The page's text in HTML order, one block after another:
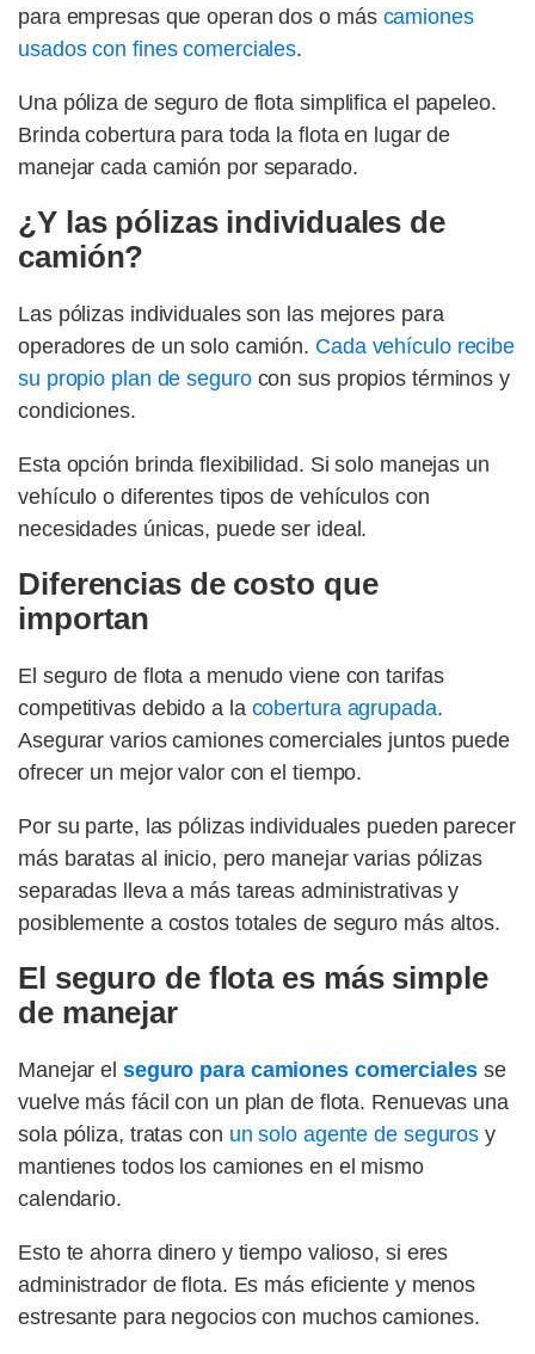
para empresas que operan dos o más camiones
usados con fines comerciales.
Una póliza de seguro de flota simplifica el papeleo.
Brinda cobertura para toda la flota en lugar de
manejar cada camión por separado.
¿Y las pólizas individuales de
camión?
Las pólizas individuales son las mejores para
operadores de un solo camión. Cada vehículo recibe
su propio plan de segurocon sus propios términos y
condiciones.
Esta opción brinda flexibilidad. Si solo manejas un
vehículo o diferentes tipos de vehículos con
necesidades únicas, puede ser ideal.
Diferencias de costo que
importan
El seguro de flota a menudo viene con tarifas
competitivas debido a lacobertura agrupada.
Asegurar varios camiones comerciales juntos puede
ofrecer un mejor valor con el tiempo.
Por su parte, las pólizas individuales pueden parecer
más baratas al inicio, pero manejar varias pólizas
separadas lleva a más tareas administrativas y
posiblemente a costos totales de seguro más altos.
El seguro de flota es más simple
de manejar
Manejar el seguro para camiones comercialesse
vuelve más fácil con un plan de flota. Renuevas una
sola póliza, tratas con un solo agente de seguros y
mantienes todos los camiones en el mismo
calendario.
Esto te ahorra dinero y tiempo valioso, si eres
administrador de flota. Es más eficiente y menos
estresante para negocios con muchos camiones.